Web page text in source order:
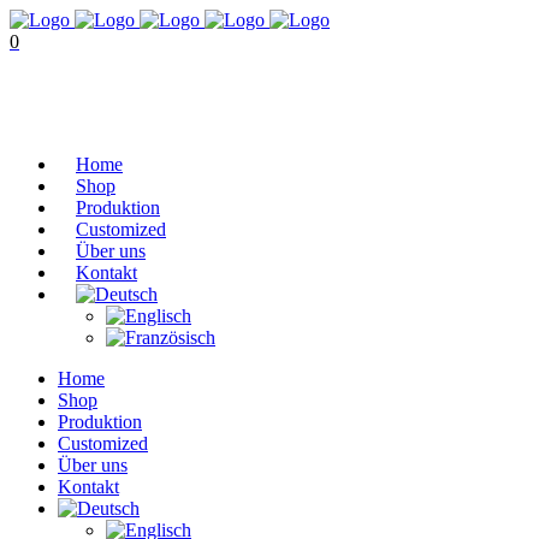
0
Home
Shop
Produktion
Customized
Über uns
Kontakt
Home
Shop
Produktion
Customized
Über uns
Kontakt